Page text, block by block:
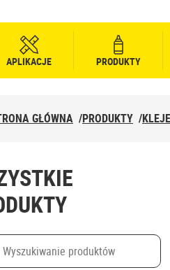
APLIKACJE PRODUKTY
GŁÓWNA /PRODUKTY /
według nazwy